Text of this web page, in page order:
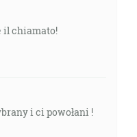
il chiamato!
i ci powołani !